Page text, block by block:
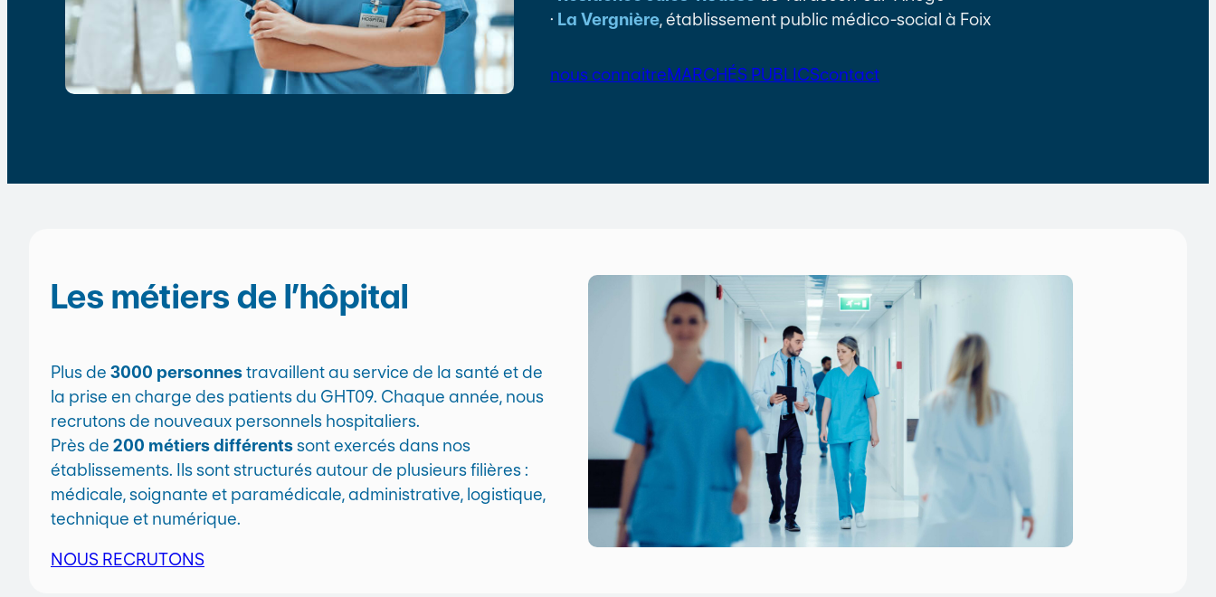
· La Vergnière, établissement public médico-social à Foix
nous connaitreMARCHÉS PUBLICScontact
Les métiers de l’hôpital
Plus de 3000 personnestravaillent au service de la santé et de
la prise en charge des patients du GHT09. Chaque année, nous
recrutons de nouveaux personnels hospitaliers.
Près de 200 métiers différentssont exercés dans nos
établissements. Ils sont structurés autour de plusieurs filières :
médicale, soignante et paramédicale, administrative, logistique,
technique et numérique.
NOUS RECRUTONS